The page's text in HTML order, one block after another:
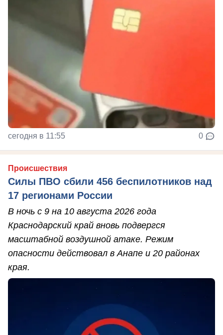
сегодня в 11:55 0
Происшествия
Силы ПВО сбили 456 беспилотников над
17 регионами России
В ночь с 9 на 10 августа 2026 года
Краснодарский край вновь подвергся
масштабной воздушной атаке. Режим
опасности действовал в Анапе и 20 районах
края.